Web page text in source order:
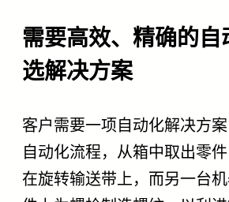
需要高效、精确的自
选解决方案
客户需要一项自动化解决方
自动化流程，从箱中取出零
在旋转输送带上，而另一台